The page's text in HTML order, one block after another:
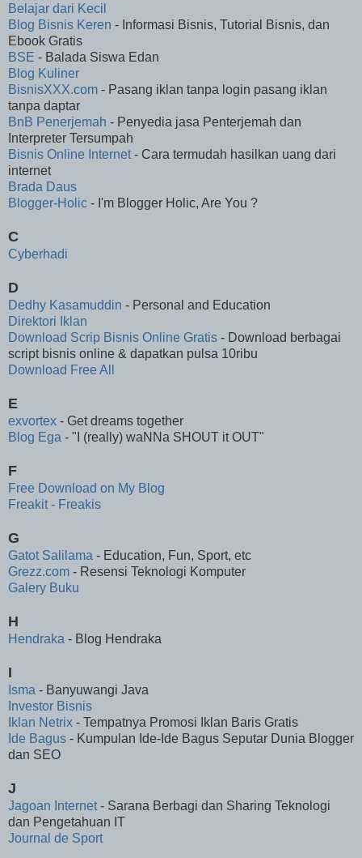
Belajar dari Kecil
Blog Bisnis Keren - Informasi Bisnis, Tutorial Bisnis, dan
Ebook Gratis
BSE - Balada Siswa Edan
Blog Kuliner
BisnisXXX.com - Pasang iklan tanpa login pasang iklan
tanpa daptar
BnB Penerjemah - Penyedia jasa Penterjemah dan
Interpreter Tersumpah
Bisnis Online Internet- Cara termudah hasilkan uang dari
internet
Brada Daus
Blogger-Holic - I'm Blogger Holic, Are You ?
C
Cyberhadi
D
Dedhy Kasamuddin - Personal and Education
Direktori Iklan
Download Scrip Bisnis Online Gratis - Download berbagai
script bisnis online & dapatkan pulsa 10ribu
Download Free All
E
exvortex - Get dreams together
Blog Ega - "I (really) waNNa SHOUT it OUT"
F
Free Download on My Blog
Freakit - Freakis
G
Gatot Salilama - Education, Fun, Sport, etc
Grezz.com - Resensi Teknologi Komputer
Galery Buku
H
Hendraka - Blog Hendraka
I
Isma - Banyuwangi Java
Investor Bisnis
Iklan Netrix - Tempatnya Promosi Iklan Baris Gratis
Ide Bagus - Kumpulan Ide-Ide Bagus Seputar Dunia Blogger
dan SEO
J
Jagoan Internet- Sarana Berbagi dan Sharing Teknologi
dan Pengetahuan IT
Journal de Sport